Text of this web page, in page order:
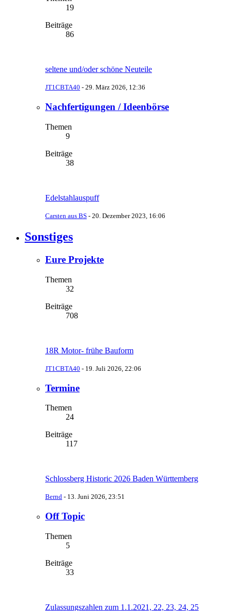
19
Beiträge
86
seltene und/oder schöne Neuteile
JT1CBTA40 - 29. März 2026, 12:36
Nachfertigungen / Ideenbörse
Themen
9
Beiträge
38
Edelstahlauspuff
Carsten aus BS - 20. Dezember 2023, 16:06
Sonstiges
Eure Projekte
Themen
32
Beiträge
708
18R Motor- frühe Bauform
JT1CBTA40 - 19. Juli 2026, 22:06
Termine
Themen
24
Beiträge
117
Schlossberg Historic 2026 Baden Württemberg
Bernd - 13. Juni 2026, 23:51
Off Topic
Themen
5
Beiträge
33
Zulassungszahlen zum 1.1.2021, 22, 23, 24, 25